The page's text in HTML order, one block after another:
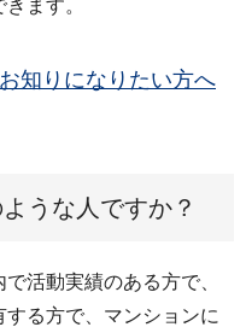
ます。
知りになりたい方へ
うな人ですか？
活動実績のある方で、
る方で、マンションに